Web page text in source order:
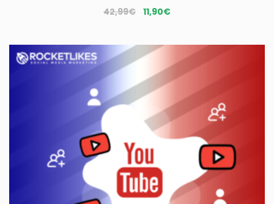
42,99€ Le
initial
était :
42,99€.
11,90€Le
actuel
est :
11,90€.